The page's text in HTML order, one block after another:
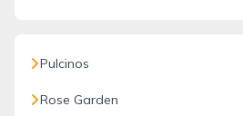
Pulcinos
Rose Garden